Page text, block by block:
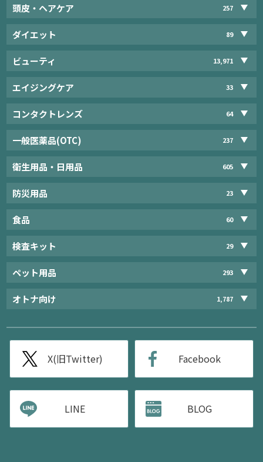
頭皮・ヘアケア 257
ダイエット 89
ビューティ 13,971
エイジングケア 33
コンタクトレンズ 64
一般医薬品(OTC) 237
衛生用品・日用品 605
防災用品 23
食品 60
検査キット 29
ペット用品 293
オトナ向け 1,787
X(旧Twitter) Facebook
LINE BLOG